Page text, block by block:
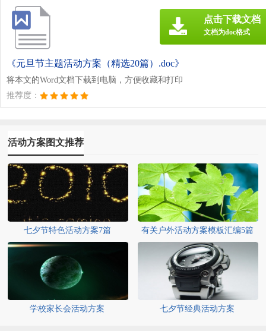
《元旦节主题活动方案（精选20篇）.doc》
将本文的Word文档下载到电脑，方便收藏和打印
推荐度：
点击下载文档
文档为doc格式
活动方案图文推荐
七夕节特色活动方案7篇 有关户外活动方案模板汇编5篇
学校家长会活动方案 七夕节经典活动方案